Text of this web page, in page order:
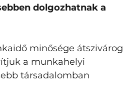
dolgozhatnak a
minősége átszivárog
a munkahelyi
társadalomban